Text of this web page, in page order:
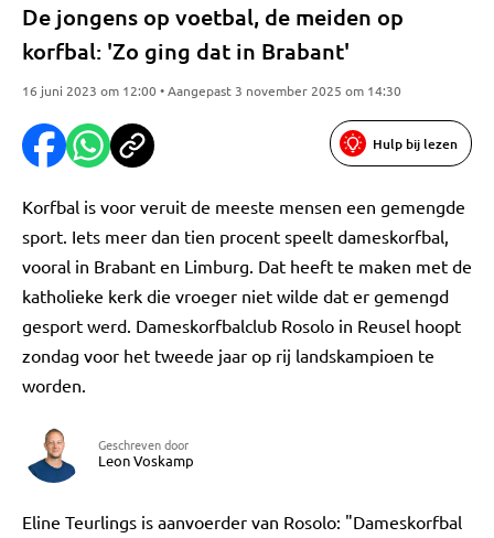
De jongens op voetbal, de meiden op
korfbal: 'Zo ging dat in Brabant'
16 juni 2023 om 12:00 • Aangepast 3 november 2025 om 14:30
Hulp bij lezen
Korfbal is voor veruit de meeste mensen een gemengde
sport. Iets meer dan tien procent speelt dameskorfbal,
vooral in Brabant en Limburg. Dat heeft te maken met de
katholieke kerk die vroeger niet wilde dat er gemengd
gesport werd. Dameskorfbalclub Rosolo in Reusel hoopt
zondag voor het tweede jaar op rij landskampioen te
worden.
Geschreven door
Leon Voskamp
Eline Teurlings is aanvoerder van Rosolo: "Dameskorfbal